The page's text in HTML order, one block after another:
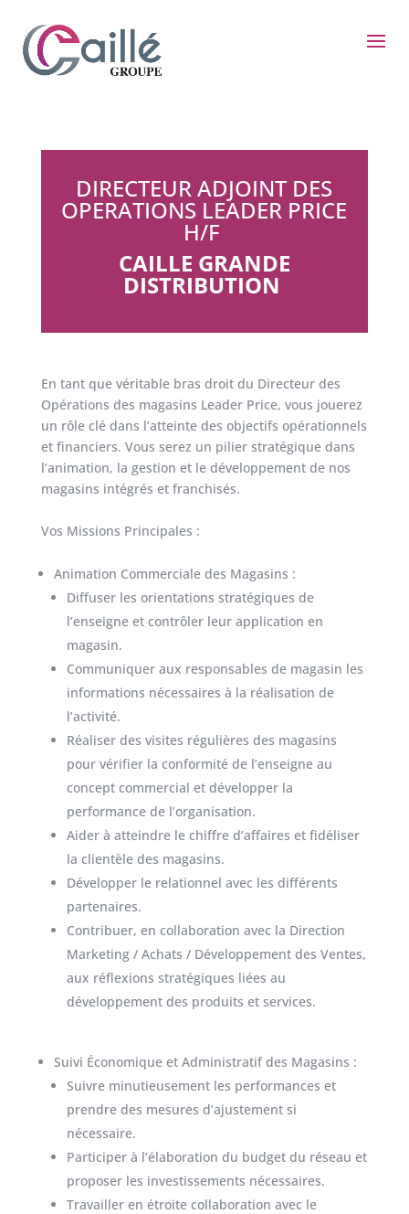
DIRECTEUR ADJOINT DES
OPERATIONS LEADER PRICE
H/F
CAILLE GRANDE
DISTRIBUTION
En tant que véritable bras droit du Directeur des
Opérations des magasins Leader Price, vous jouerez
un rôle clé dans l’atteinte des objectifs opérationnels
et financiers. Vous serez un pilier stratégique dans
l’animation, la gestion et le développement de nos
magasins intégrés et franchisés.
Vos Missions Principales :
Animation Commerciale des Magasins :
Diffuser les orientations stratégiques de
l’enseigne et contrôler leur application en
magasin.
Communiquer aux responsables de magasin les
informations nécessaires à la réalisation de
l’activité.
Réaliser des visites régulières des magasins
pour vérifier la conformité de l’enseigne au
concept commercial et développer la
performance de l’organisation.
Aider à atteindre le chiffre d’affaires et fidéliser
la clientèle des magasins.
Développer le relationnel avec les différents
partenaires.
Contribuer, en collaboration avec la Direction
Marketing / Achats / Développement des Ventes,
aux réflexions stratégiques liées au
développement des produits et services.
Suivi Économique et Administratif des Magasins :
Suivre minutieusement les performances et
prendre des mesures d’ajustement si
nécessaire.
Participer à l’élaboration du budget du réseau et
proposer les investissements nécessaires.
Travailler en étroite collaboration avec le